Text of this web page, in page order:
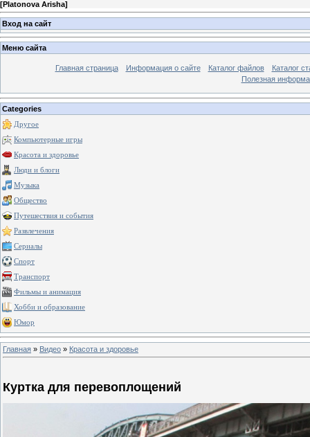
[Platonova Arisha]
Вход на сайт
Меню сайта
Главная страница Информация о сайте Каталог файлов
Каталог
Полезная
Categories
Другое
Компьютерные игры
Красота и здоровье
Люди и блоги
Музыка
Общество
Путешествия и события
Развлечения
Сериалы
Спорт
Транспорт
Фильмы и анимация
Хобби и образование
Юмор
Главная » Видео » Красота и здоровье
Куртка для перевоплощений